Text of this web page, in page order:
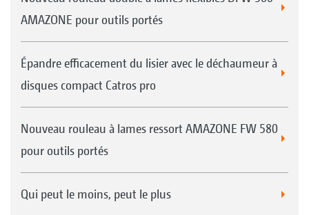
AMAZONE pour outils portés
Épandre efficacement du lisier avec le déchaumeur à
disques compact Catros pro
Nouveau rouleau à lames ressort AMAZONE FW 580
pour outils portés
Qui peut le moins, peut le plus